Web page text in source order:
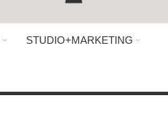
STUDIO+MARKETING